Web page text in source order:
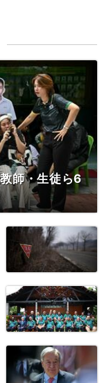
師・生徒ら6